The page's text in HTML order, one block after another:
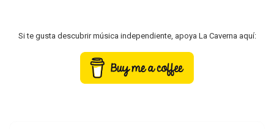
Si te gusta descubrir música independiente, apoya La Caverna aquí: